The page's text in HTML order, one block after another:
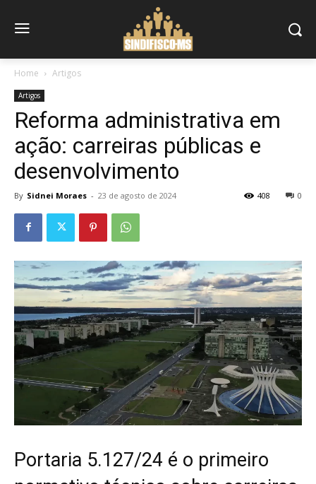
Home Artigos
Artigos
Reforma administrativa em
ação: carreiras públicas e
desenvolvimento
By Sidnei Moraes - 23 de agosto de 2024 0
408
Portaria 5.127/24 é o primeiro